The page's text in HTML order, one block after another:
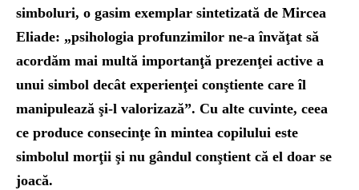
simboluri, o gasim exemplar sintetizată de Mircea
Eliade: „psihologia profunzimilor ne-a învăţat să
acordăm mai multă importanţă prezenţei active a
unui simbol decât experienţei conştiente care îl
manipulează şi-l valorizază”. Cu alte cuvinte, ceea
ce produce consecinţe în mintea copilului este
simbolul morţii şi nu gândul conştient că el doar se
joacă.